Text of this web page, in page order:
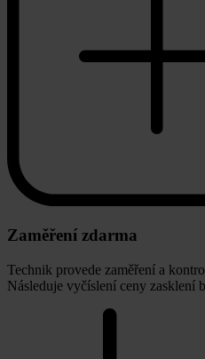
Zaměření zdarma
Technik provede zaměření a
Následuje vyčíslení ceny zasklení